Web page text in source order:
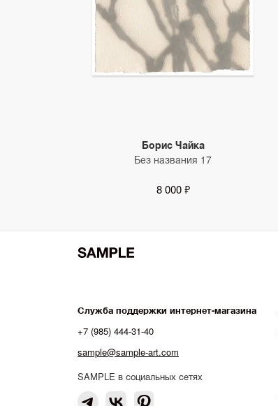
Борис Чайка
Без названия 17
8 000 ₽
Служба поддержки интернет-магазина
+7 (985) 444-31-40
sample@sample-art.com
SAMPLE в социальных сетях